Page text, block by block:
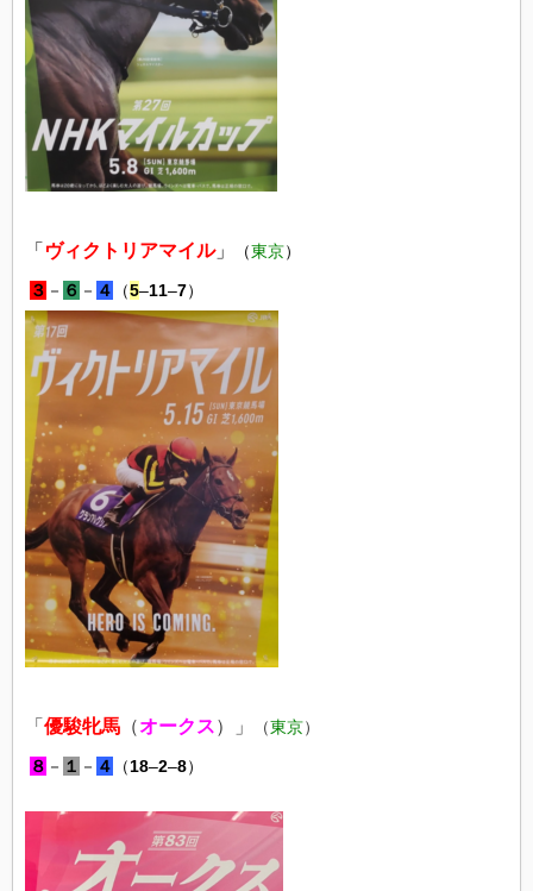
「 ヴィクトリアマイル」 （東京）
３ － ６ － ４ （5–11–7）
「 優駿牝馬 （オークス）」 （東京）
８ － １ － ４ （18–2–8）